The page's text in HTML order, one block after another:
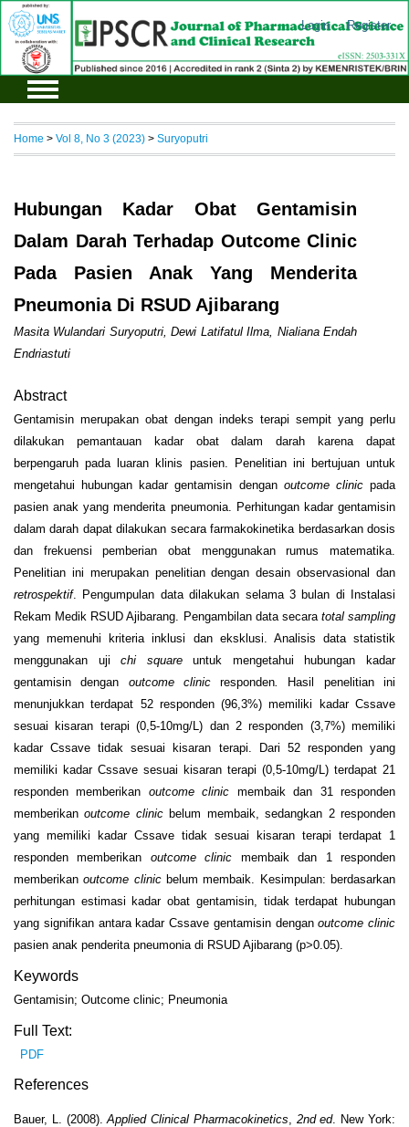
Login Register
Home > Vol 8, No 3 (2023) > Suryoputri
Hubungan Kadar Obat Gentamisin
Dalam Darah Terhadap Outcome Clinic
Pada Pasien Anak Yang Menderita
Pneumonia Di RSUD Ajibarang
Masita Wulandari Suryoputri, Dewi Latifatul Ilma, Nialiana Endah
Endriastuti
Abstract
Gentamisin merupakan obat dengan indeks terapi sempit yang perlu
dilakukan pemantauan kadar obat dalam darah karena dapat
berpengaruh pada luaran klinis pasien. Penelitian ini bertujuan untuk
mengetahui hubungan kadar gentamisin dengan outcome clinicpada
pasien anak yang menderita pneumonia. Perhitungan kadar gentamisin
dalam darah dapat dilakukan secara farmakokinetika berdasarkan dosis
dan frekuensi pemberian obat menggunakan rumus matematika.
Penelitian ini merupakan penelitian dengan desain observasional dan
retrospektif. Pengumpulan data dilakukan selama 3 bulan di Instalasi
Rekam Medik RSUD Ajibarang. Pengambilan data secara total sampling
yang memenuhi kriteria inklusi dan eksklusi. Analisis data statistik
menggunakan ujichi squareuntuk mengetahui hubungan kadar
gentamisin dengan outcome clinicresponden
Hasil penelitian ini
menunjukkan terdapat 52 responden (96,3%) memiliki kadar Cssave
sesuai kisaran terapi (0,5-10mg/L) dan 2 responden (3,7%) memiliki
kadar Cssave tidak sesuai kisaran terapi. Dari 52 responden yang
memiliki kadar Cssave sesuai kisaran terapi (0,5-10mg/L) terdapat 21
responden memberikan outcome clinic membaik dan 31 responden
memberikanoutcome clinicbelum membaik, sedangkan 2 responden
yang memiliki kadar Cssave tidak sesuai kisaran terapi terdapat 1
responden memberikan outcome clinic membaik dan 1 responden
memberikanoutcome clinicbelum membaik. Kesimpulan: berdasarkan
perhitungan estimasi kadar obat gentamisin, tidak terdapat hubungan
yang signifikan antara kadar Cssave gentamisin denganoutcome clinic
pasien anak penderita pneumonia di RSUD Ajibarang (p>0.05).
Keywords
Gentamisin; Outcome clinic; Pneumonia
Full Text:
PDF
References
Bauer, L. (2008).Applied Clinical Pharmacokinetics 2nded. New York: